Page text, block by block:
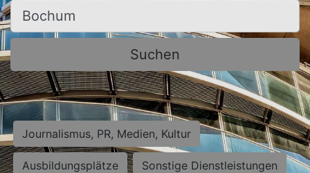
Ort, Stadt
Suchen
Journalismus, PR, Medien, Kultur
Ausbildungsplätze Sonstige Dienstleistungen